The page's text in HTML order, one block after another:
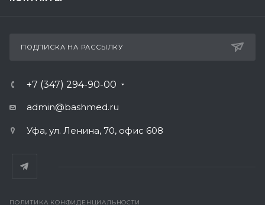
ПОДПИСКА НА РАССЫЛКУ
+7 (347) 294-90-00
admin@bashmed.ru
Уфа, ул. Ленина, 70, офис 608
ПОЛИТИКА КОНФИДЕНЦИАЛЬНОСТИ